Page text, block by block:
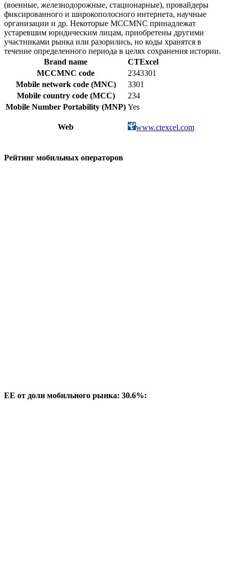
(военные, железнодорожные, стационарные), провайдеры
фиксированного и широкополосного интернета, научные
организации и др. Некоторые MCCMNC принадлежат
устаревшим юридическим лицам, приобретены другими
участниками рынка или разорились, но коды хранятся в
течение определенного периода в целях сохранения истории.
Brand name
CTExcel
MCCMNC code
2343301
Mobile network code (MNC)
3301
Mobile country code (MCC)
234
Mobile Number Portability (MNP) Yes
Web www.ctexcel.com
Рейтинг мобильных операторов
EE от доли мобильного рынка: 30.6%: